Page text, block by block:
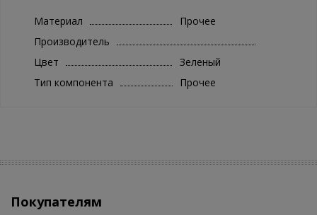
Материал
Прочее
Производитель
Цвет
Зеленый
Тип компонента
Прочее
Покупателям